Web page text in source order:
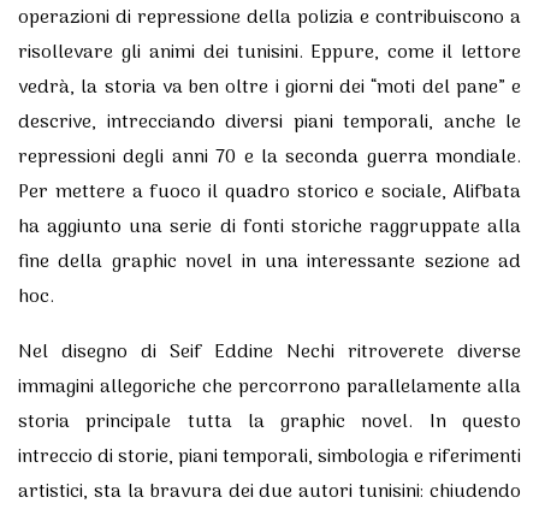
operazioni di repressione della polizia e contribuiscono a
risollevare gli animi dei tunisini. Eppure, come il lettore
vedrà, la storia va ben oltre i giorni dei “moti del pane” e
descrive, intrecciando diversi piani temporali, anche le
repressioni degli anni 70 e la seconda guerra mondiale.
Per mettere a fuoco il quadro storico e sociale, Alifbata
ha aggiunto una serie di fonti storiche raggruppate alla
fine della graphic novel in una interessante sezione ad
hoc.
Nel disegno di Seif Eddine Nechi ritroverete diverse
immagini allegoriche che percorrono parallelamente alla
storia principale tutta la graphic novel. In questo
intreccio di storie, piani temporali, simbologia e riferimenti
artistici, sta la bravura dei due autori tunisini: chiudendo